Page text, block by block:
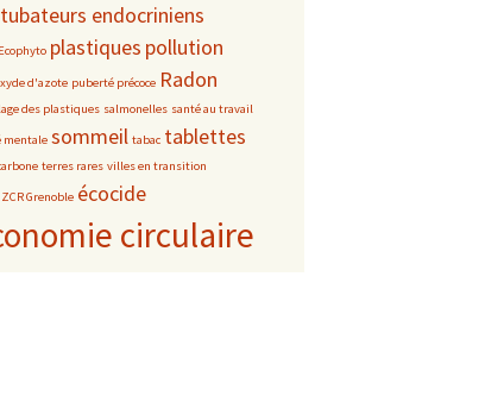
endocriniens
plastiques pollution
d'azote puberté précoce Radon
des plastiques salmonelles santé au travail
mentale sommeil tabac tablettes
terres rares villes en transition
Grenoble écocide
circulaire